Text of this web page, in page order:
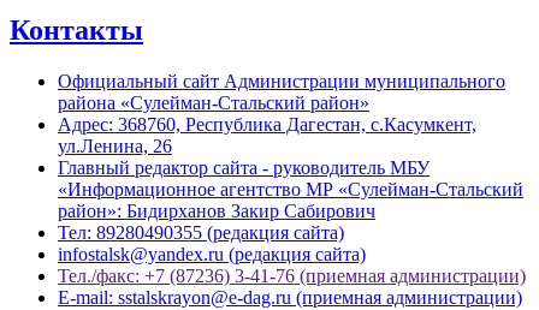
Контакты
Официальный сайт Администрации муниципального
района «Сулейман-Стальский район»
Адрес: 368760, Республика Дагестан, с.Касумкент,
ул.Ленина, 26
Главный редактор сайта - руководитель МБУ
«Информационное агентство МР «Сулейман-Стальский
район»: Бидирханов Закир Сабирович
Тел: 89280490355 (редакция сайта)
infostalsk@yandex.ru (редакция сайта)
Тел./факс: +7 (87236) 3-41-76 (приемная администрации)
E-mail: sstalskrayon@e-dag.ru (приемная администрации)